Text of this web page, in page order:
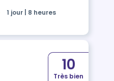
1 jour | 8 heures
10
Très bien